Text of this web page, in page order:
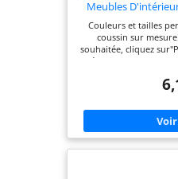
Meubles
Tissu Amovible
Banc Pour Fenêtres
Piano, Entrée
Couleurs et tailles
coussin sur
souhaitée, cliquez
sélectionnez la
personnalisé Mousse
densité offrant un
résilience. Ils
sur vos hanches, le
tout en assurant une